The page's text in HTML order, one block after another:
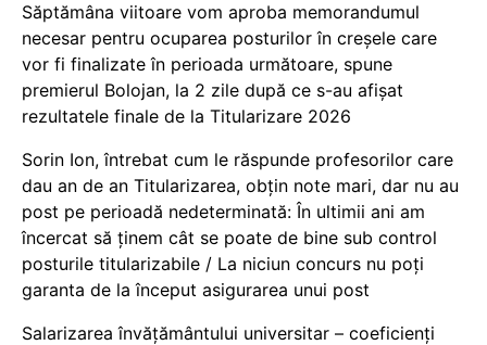
Săptămâna viitoare vom aproba memorandumul
necesar pentru ocuparea posturilor în creșele care
vor fi finalizate în perioada următoare, spune
premierul Bolojan, la 2 zile după ce s-au afișat
rezultatele finale de la Titularizare 2026
Sorin Ion, întrebat cum le răspunde profesorilor care
dau an de an Titularizarea, obțin note mari, dar nu au
post pe perioadă nedeterminată: În ultimii ani am
încercat să ținem cât se poate de bine sub control
posturile titularizabile / La niciun concurs nu poți
garanta de la început asigurarea unui post
Salarizarea învățământului universitar – coeficienți